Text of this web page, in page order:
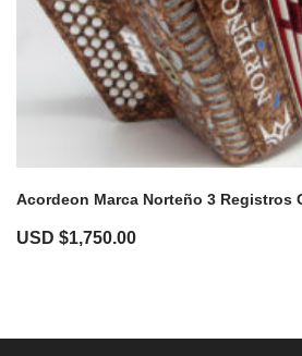
Acordeon Marca Norteño 3 Registros
USD $1,750.00